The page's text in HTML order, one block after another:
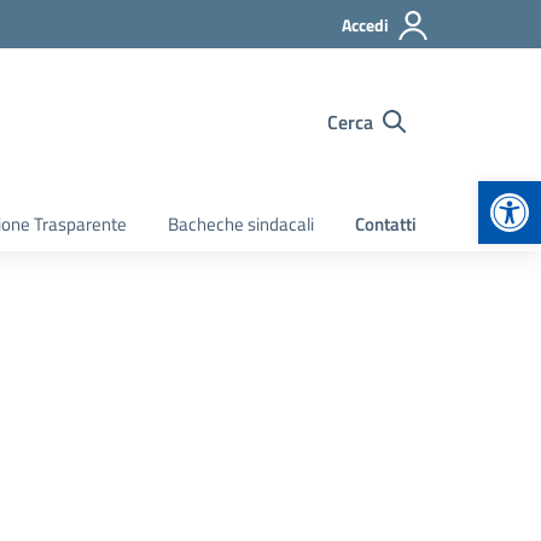
Accedi
Cerca
Trasparente Bacheche sindacali Contatti